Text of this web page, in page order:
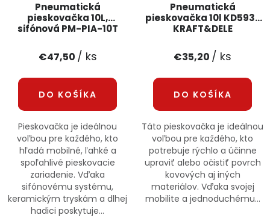
Pneumatická
pieskovačka 10L,
sifónová PM-PIA-10T
€47,50 / ks
DO KOŠÍKA
Pieskovačka je ideálnou
voľbou pre každého, kto
hľadá mobilné, ľahké a
spoľahlivé pieskovacie
zariadenie. Vďaka
sifónovému systému,
keramickým tryskám a dlhej
hadici poskytuje...
Pneumatická
pieskovačka 10l KD5932
KRAFT&DELE
€35,20 / ks
DO KOŠÍKA
Táto pieskovačka je ideálnou
voľbou pre každého, kto
potrebuje rýchlo a účinne
upraviť alebo očistiť povrch
kovových aj iných
materiálov. Vďaka svojej
mobilite a jednoduchému...